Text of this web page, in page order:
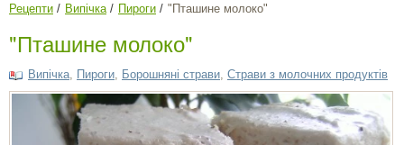
Рецепти Випічка Пироги "Пташине молоко"
"Пташине молоко"
Випічка Пироги Борошняні страви Страви з молочних продуктів